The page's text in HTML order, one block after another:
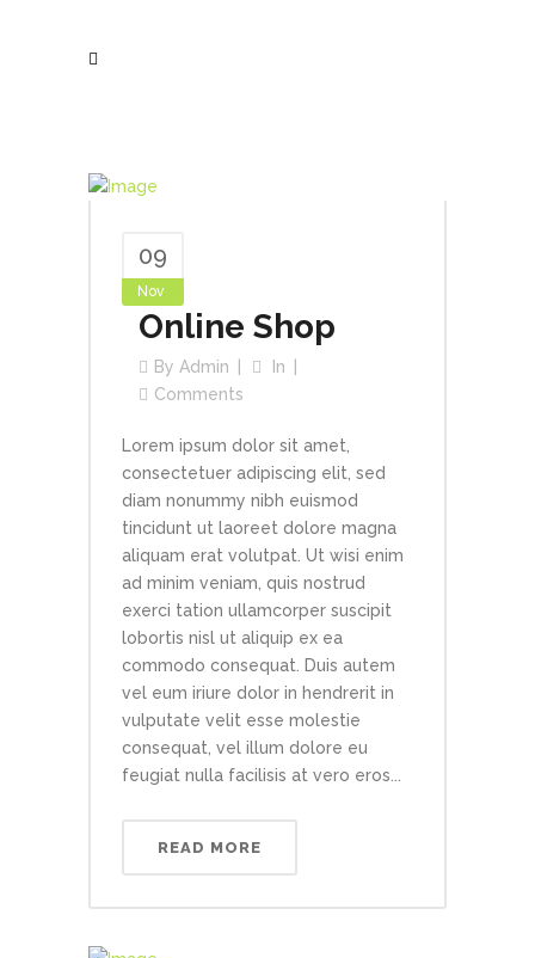
09
Nov
Online Shop
By Admin
In
Comments
Lorem ipsum dolor sit amet,
consectetuer adipiscing elit, sed
diam nonummy nibh euismod
tincidunt ut laoreet dolore magna
aliquam erat volutpat. Ut wisi enim
ad minim veniam, quis nostrud
exerci tation ullamcorper suscipit
lobortis nisl ut aliquip ex ea
commodo consequat. Duis autem
vel eum iriure dolor in hendrerit in
vulputate velit esse molestie
consequat, vel illum dolore eu
feugiat nulla facilisis at vero eros...
READ MORE